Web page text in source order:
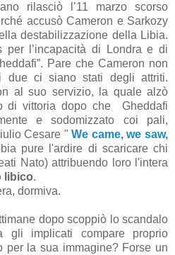
rilasciò l’11 marzo scorso
accusò Cameron e Sarkozy
destabilizzazione della Libia.
l’incapacità di Londra e di
Pare che Cameron non
ci siano stati degli attriti.
al suo servizio, la quale alzò
di vittoria dopo che Gheddafi
e sodomizzato coi pali,
Cesare "We came, we saw,
pure l'ardire di scaricare chi
Nato) attribuendo loro l'intera
libico.
dormiva.
dopo scoppiò lo scandalo
gli implicati compare proprio
per la sua immagine? Forse un